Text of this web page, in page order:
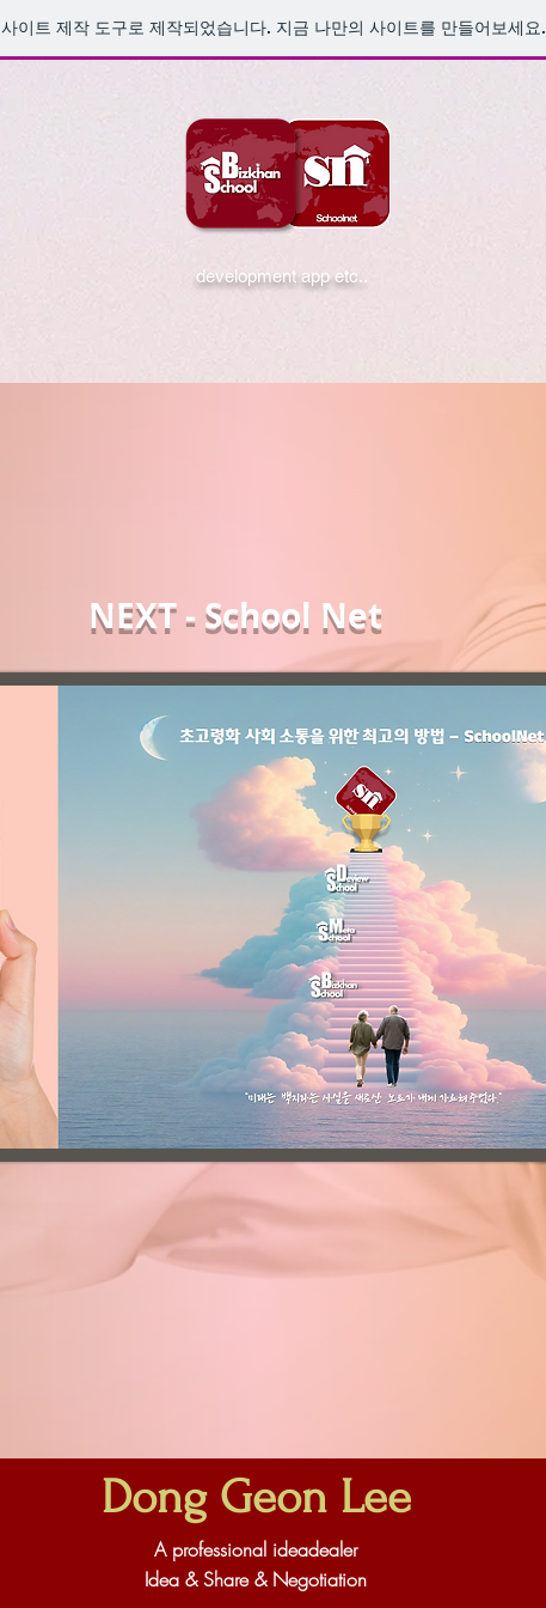
사이트 제작 도구로 제작되었습니다. 지금 나만의 사이트를 만들어보세요.
development app etc..
NEXT - School Net
Dong Geon Lee
A professional ideadealer
Idea & Share & Negotiation